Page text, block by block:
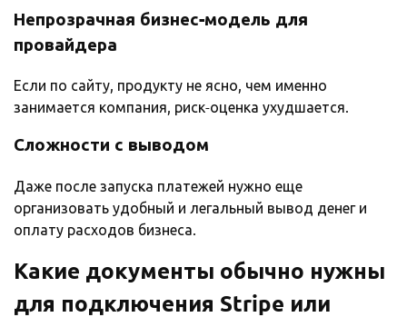
Непрозрачная бизнес-модель для
провайдера
Если по сайту, продукту не ясно, чем именно
занимается компания, риск-оценка ухудшается.
Сложности с выводом
Даже после запуска платежей нужно еще
организовать удобный и легальный вывод денег и
оплату расходов бизнеса.
Какие документы обычно нужны
для подключения Stripe или